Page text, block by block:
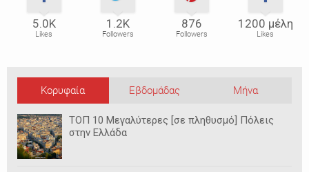
5.0Κ
Likes
1.2Κ
Followers
876
Followers
1200 μέλη
Likes
Κορυφαία Εβδομάδας Μήνα
ΤΟΠ 10 Μεγαλύτερες [σε πληθυσμό] Πόλεις
στην Ελλάδα